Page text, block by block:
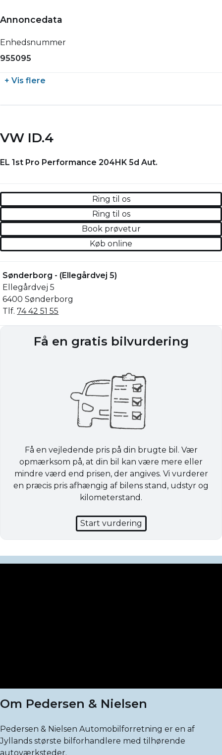
Annoncedata
Enhedsnummer
955095
+ Vis flere
VW ID.4
EL 1st Pro Performance 204HK 5d Aut.
Ring til os
Ring til os
Book prøvetur
Køb online
Sønderborg - (Ellegårdvej 5)
Ellegårdvej 5
6400 Sønderborg
Tlf.74 42 51 55
Få en gratis bilvurdering
Få en vejledende pris på din brugte bil. Vær
opmærksom på, at din bil kan være mere eller
mindre værd end prisen, der angives. Vi vurderer
en præcis pris afhængig af bilens stand, udstyr og
kilometerstand.
Start vurdering
Om Pedersen & Nielsen
Pedersen & Nielsen Automobilforretning er en af
Jyllands største bilforhandlere med tilhørende
autoværksteder.